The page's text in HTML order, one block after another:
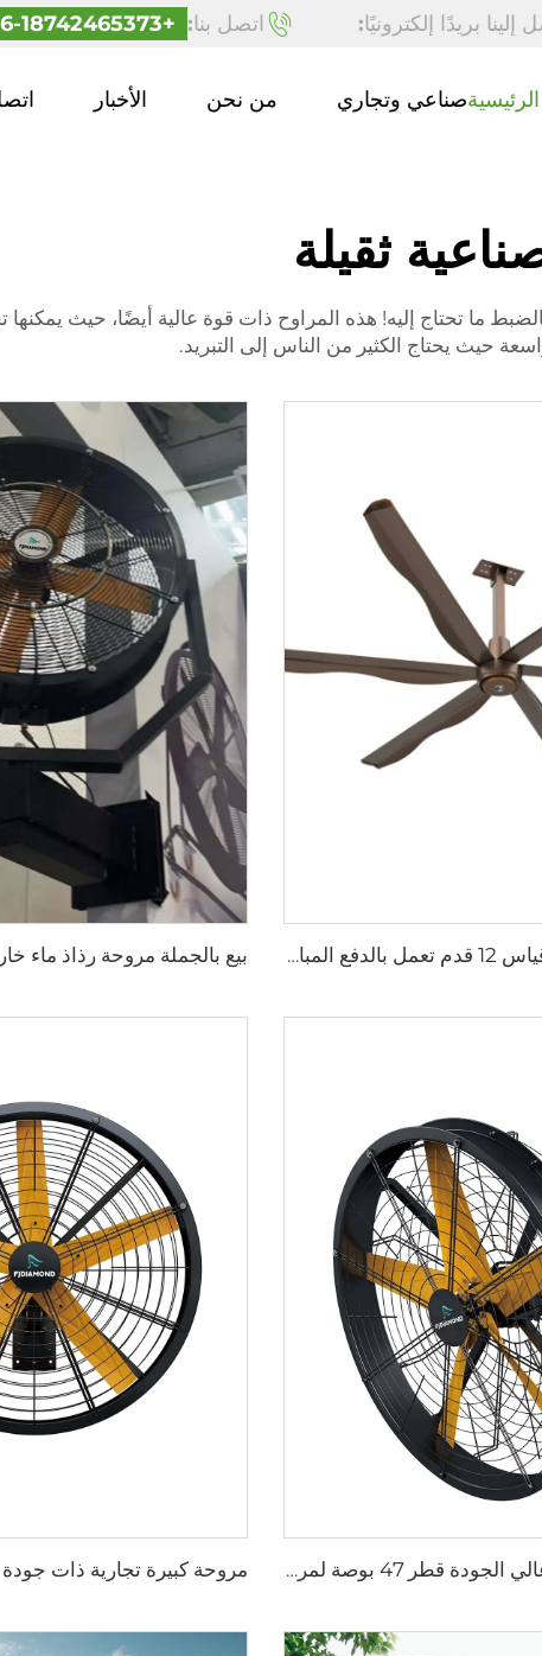
إلينا بريدًا إلكترونيًا: اتصل بنا: +86-18742465373
صناعي وتجاري من نحن الأخبار
ثقيلة
ما تحتاج إليه! هذه المراوح ذات قوة عالية أيضًا، حيث يمكنها
حيث يحتاج الكثير من الناس إلى التبريد.
مروحة تجارية كبيرة قياس 12 قدم تعمل بالدفع المباشر لمدارس والمطاعم
محرك PMSM IE5 عالي الجودة قطر 47 بوصة لمروحة صناعية كبيرة للمصانع والمطاعم والفنادق بجهد 220 فولت